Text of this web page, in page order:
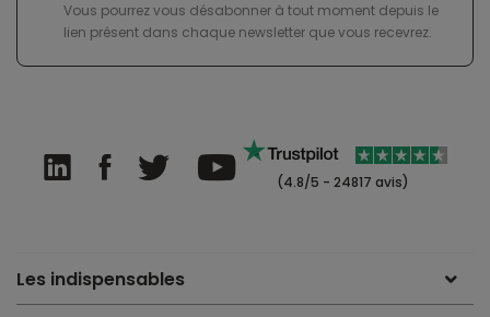
Vous pourrez vous désabonner à tout moment depuis le
lien présent dans chaque newsletter que vous recevrez.
(4.8/5 - 24817 avis)
Les indispensables